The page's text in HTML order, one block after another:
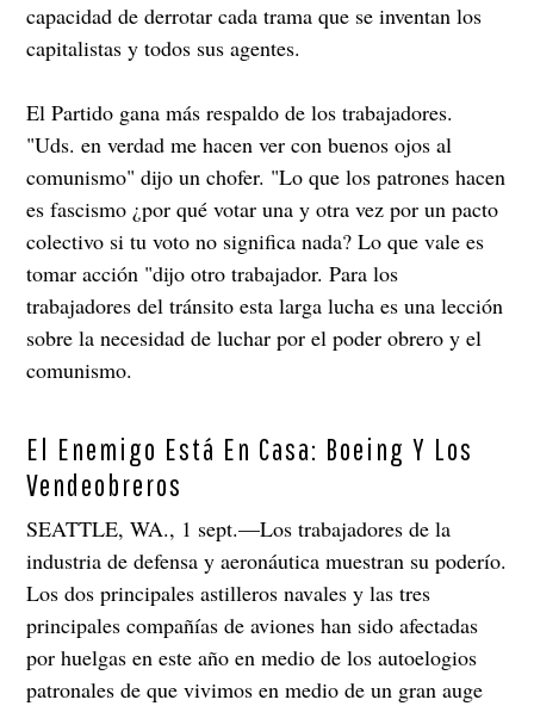
capacidad de derrotar cada trama que se inventan los
capitalistas y todos sus agentes.
El Partido gana más respaldo de los trabajadores.
"Uds. en verdad me hacen ver con buenos ojos al
comunismo" dijo un chofer. "Lo que los patrones hacen
es fascismo ¿por qué votar una y otra vez por un pacto
colectivo si tu voto no significa nada? Lo que vale es
tomar acción "dijo otro trabajador. Para los
trabajadores del tránsito esta larga lucha es una lección
sobre la necesidad de luchar por el poder obrero y el
comunismo.
El Enemigo Está En Casa: Boeing Y Los
Vendeobreros
SEATTLE, WA., 1 sept.—Los trabajadores de la
industria de defensa y aeronáutica muestran su poderío.
Los dos principales astilleros navales y las tres
principales compañías de aviones han sido afectadas
por huelgas en este año en medio de los autoelogios
patronales de que vivimos en medio de un gran auge